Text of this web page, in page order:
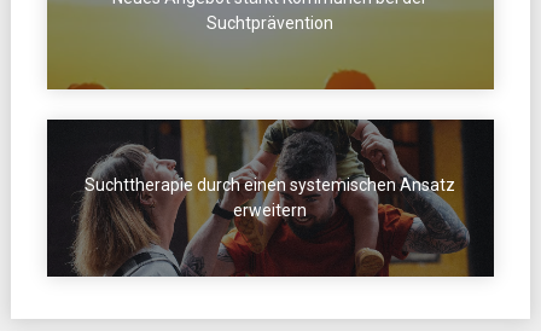
Suchtprävention
Suchttherapie durch einen systemischen Ansatz
erweitern